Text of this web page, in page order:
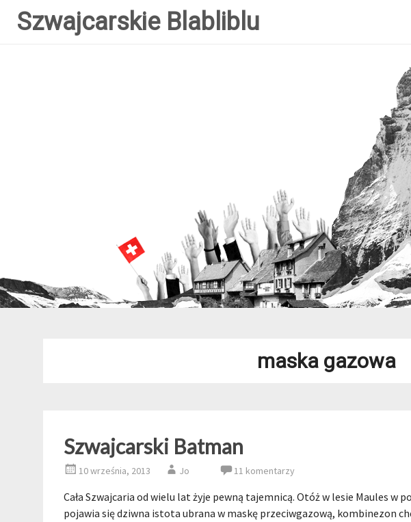
Szwajcarskie Blabliblu
maska gazowa
Szwajcarski Batman
10 września, 2013 Jo 11 komentarzy
Cała Szwajcaria od wielu lat żyje pewną tajemnicą. Otóż w lesie Maules w
pojawia się dziwna istota ubrana w maskę przeciwgazową, kombinezon